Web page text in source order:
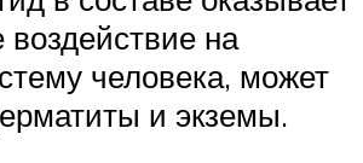
на
человека, может
и экземы.